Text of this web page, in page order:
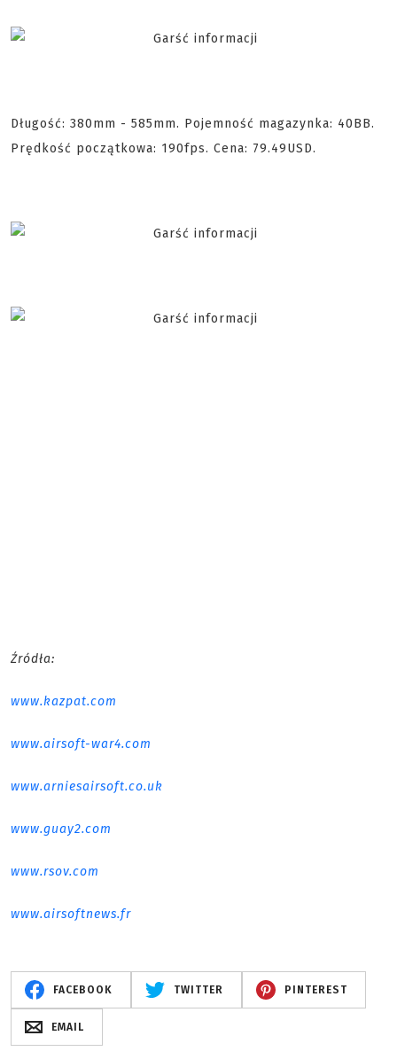
Długość: 380mm - 585mm. Pojemność magazynka: 40BB.
Prędkość początkowa: 190fps. Cena: 79.49USD.
Źródła:
www.kazpat.com
www.airsoft-war4.com
www.arniesairsoft.co.uk
www.guay2.com
www.rsov.com
www.airsoftnews.fr
FACEBOOK TWITTER PINTEREST
EMAIL